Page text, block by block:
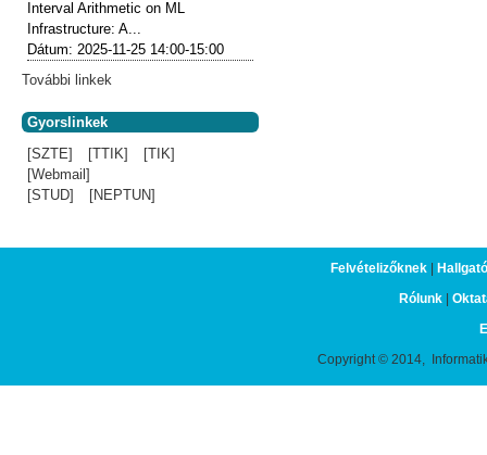
Interval Arithmetic on ML
Infrastructure: A...
Dátum: 2025-11-25 14:00-15:00
További linkek
Gyorslinkek
[SZTE]
[TTIK]
[TIK]
[Webmail]
[STUD]
[NEPTUN]
Felvételizőknek|
Rólunk|
Copyright © 2014,